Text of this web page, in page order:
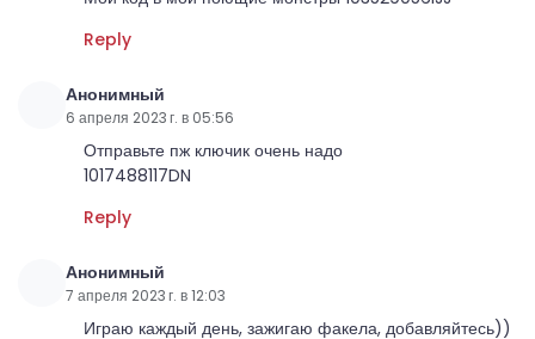
Reply
Анонимный
6 апреля 2023 г. в 05:56
Отправьте пж ключик очень надо
1017488117DN
Reply
Анонимный
7 апреля 2023 г. в 12:03
Играю каждый день, зажигаю факела, добавляйтесь))